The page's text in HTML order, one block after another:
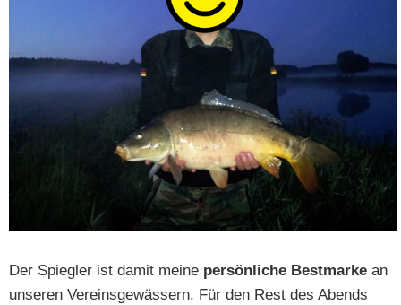
Der Spiegler ist damit meine persönliche Bestmarke an
unseren Vereinsgewässern. Für den Rest des Abends